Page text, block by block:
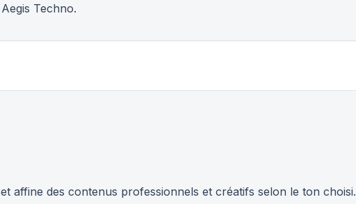
Techno.
affine des contenus professionnels et créatifs selon le ton choisi.